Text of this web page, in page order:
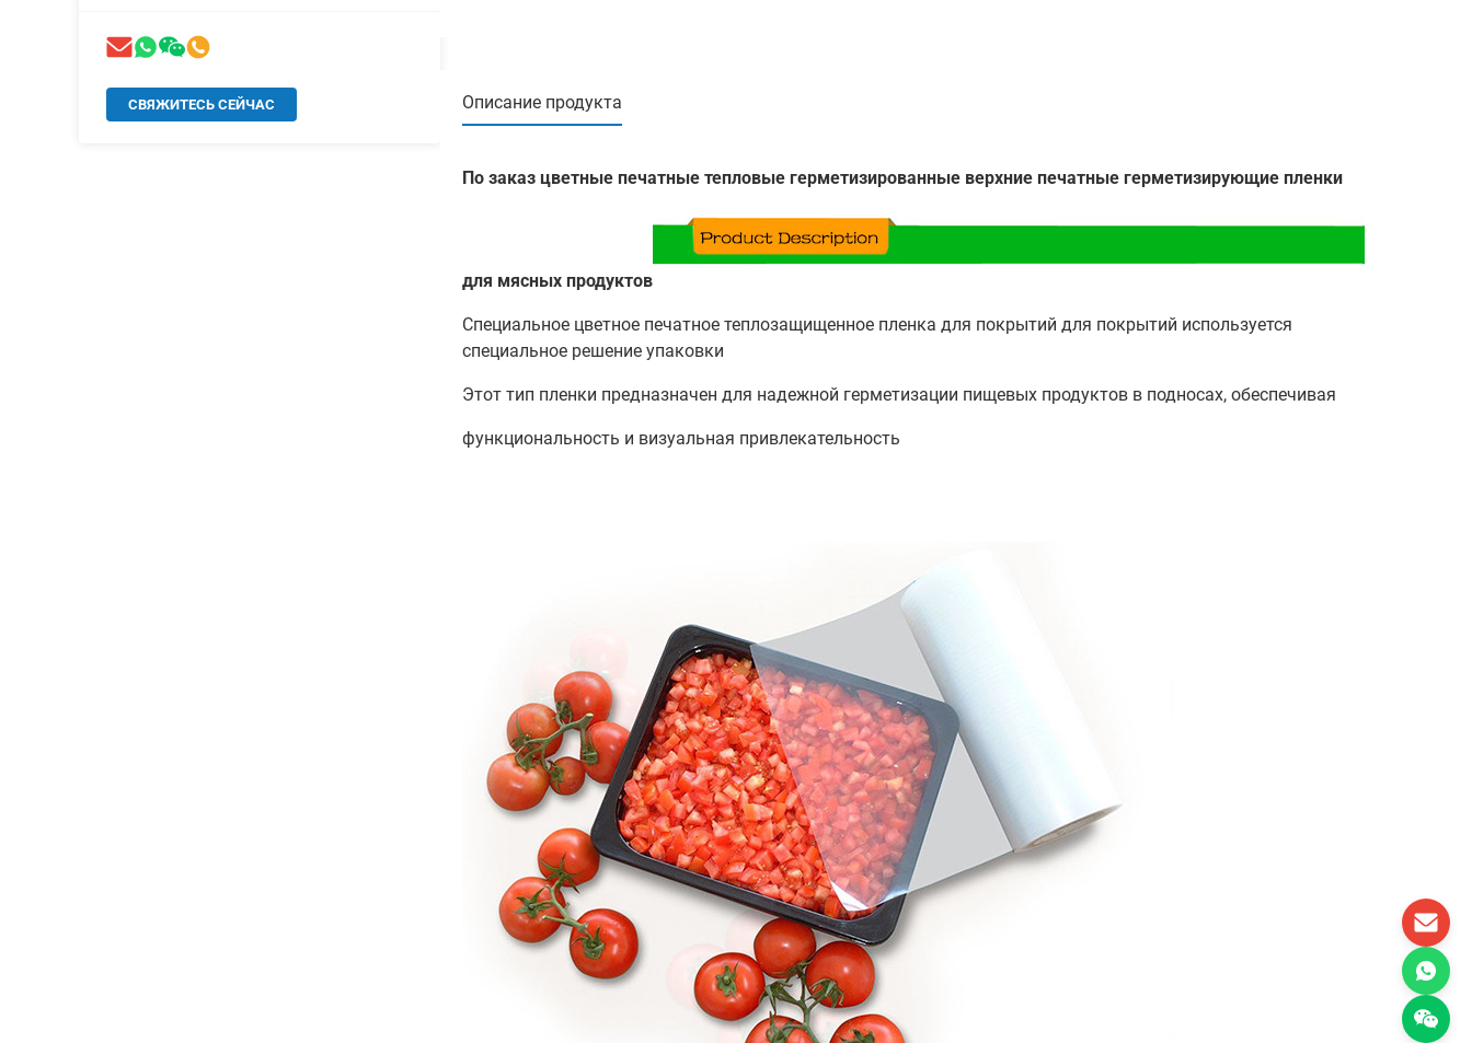
СВЯЖИТЕСЬ СЕЙЧАС Описание продукта
По заказ цветные печатные тепловые герметизированные верхние печатные герметизирующие пленки
для мясных продуктов
Специальное цветное печатное теплозащищенное пленка для покрытий для покрытий используется
специальное решение упаковки
Этот тип пленки предназначен для надежной герметизации пищевых продуктов в подносах, обеспечивая
функциональность и визуальная привлекательность